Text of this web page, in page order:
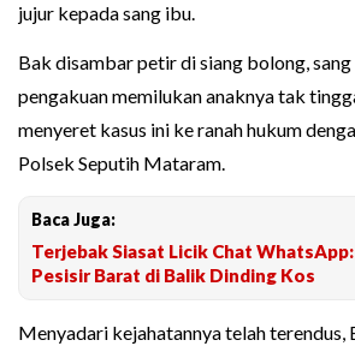
jujur kepada sang ibu.
Bak disambar petir di siang bolong,
pengakuan memilukan anaknya tak
menyeret kasus ini ke ranah hukum
Polsek Seputih Mataram.
Baca Juga:
Terjebak Siasat Licik Chat
Pesisir Barat di Balik Dinding Kos
Menyadari kejahatannya telah terendus,